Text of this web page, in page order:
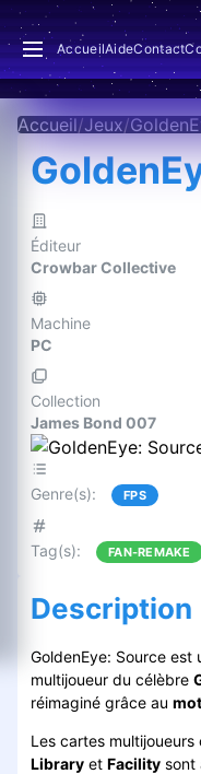
AccueilAideContact
Accueil/Jeux/
Éditeur
Crowbar Collective
Machine
PC
Collection
James Bond 007
Genre(s): FPS
Tag(s): FAN-REMAKE
Description
GoldenEye: Source
multijoueur du célèbre
réimaginé grâce au
Les cartes
Library et Facility sont